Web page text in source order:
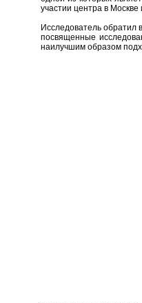
участии центра в
Исследователь
посвященные
наилучшим образом